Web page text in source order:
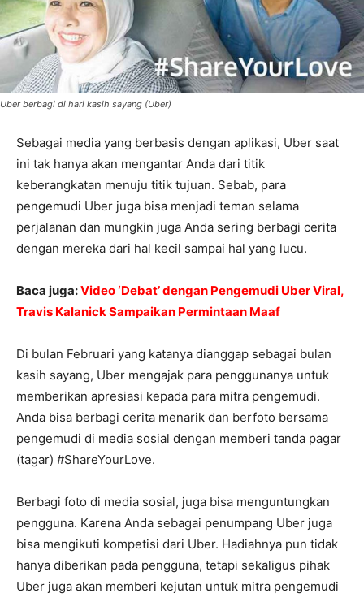
Uber berbagi di hari kasih sayang (Uber)
Sebagai media yang berbasis dengan aplikasi, Uber saat
ini tak hanya akan mengantar Anda dari titik
keberangkatan menuju titik tujuan. Sebab, para
pengemudi Uber juga bisa menjadi teman selama
perjalanan dan mungkin juga Anda sering berbagi cerita
dengan mereka dari hal kecil sampai hal yang lucu.
Baca juga:Video ‘Debat’ dengan Pengemudi Uber Viral,
Travis Kalanick Sampaikan Permintaan Maaf
Di bulan Februari yang katanya dianggap sebagai bulan
kasih sayang, Uber mengajak para penggunanya untuk
memberikan apresiasi kepada para mitra pengemudi.
Anda bisa berbagi cerita menarik dan berfoto bersama
pengemudi di media sosial dengan memberi tanda pagar
(tagar) #ShareYourLove.
Berbagi foto di media sosial, juga bisa menguntungkan
pengguna. Karena Anda sebagai penumpang Uber juga
bisa mengikuti kompetisi dari Uber. Hadiahnya pun tidak
hanya diberikan pada pengguna, tetapi sekaligus pihak
Uber juga akan memberi kejutan untuk mitra pengemudi